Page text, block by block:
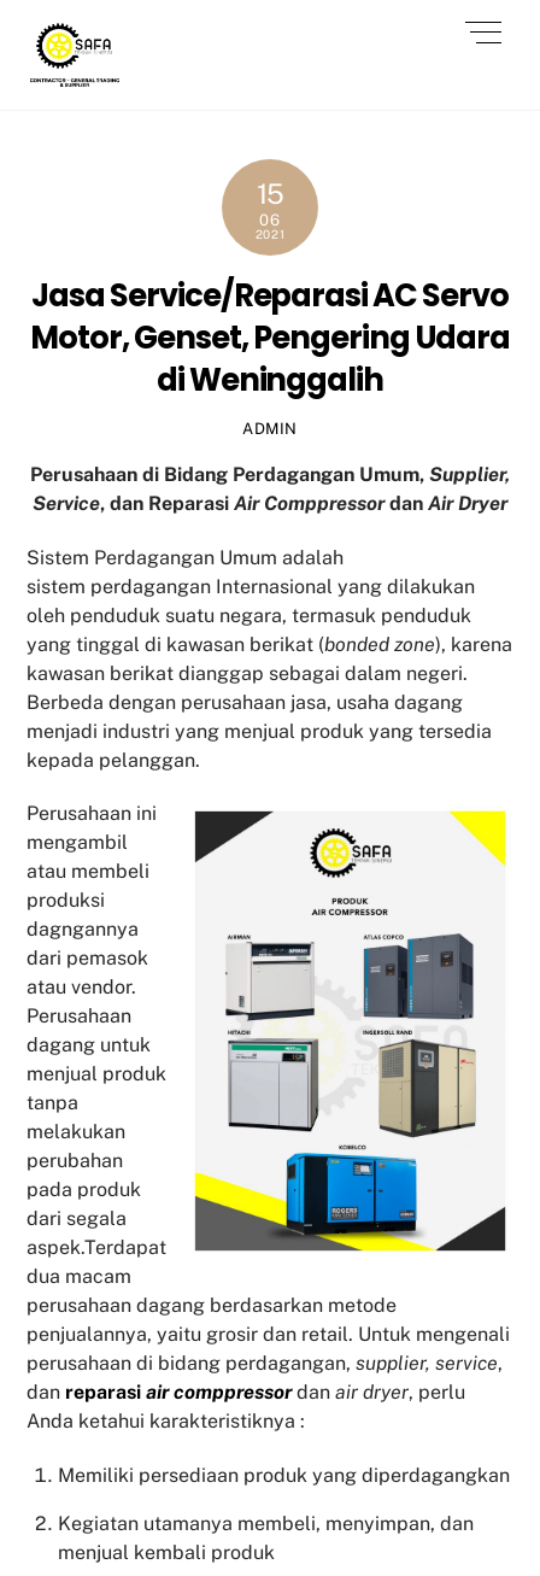
content
15
06
2021
Jasa Service/Reparasi AC Servo
Motor, Genset, Pengering Udara
di Weninggalih
ADMIN
Perusahaan di Bidang Perdagangan Umum, Supplier,
Service, dan Reparasi Air Comppressordan Air Dryer
Sistem Perdagangan Umum adalah
sistem perdagangan Internasional yang dilakukan
oleh penduduk suatu negara, termasuk penduduk
yang tinggal di kawasan berikat (bonded zone), karena
kawasan berikat dianggap sebagai dalam negeri.
Berbeda dengan perusahaan jasa, usaha dagang
menjadi industri yang menjual produk yang tersedia
kepada pelanggan.
Perusahaan ini
mengambil
atau membeli
produksi
dagngannya
dari pemasok
atau vendor.
Perusahaan
dagang untuk
menjual produk
tanpa
melakukan
perubahan
pada produk
dari segala
aspek.Terdapat
dua macam
perusahaan dagang berdasarkan metode
penjualannya, yaitu grosir dan retail. Untuk mengenali
perusahaan di bidang perdagangan,supplier, service,
dan reparasiair comppressordanair dryer, perlu
Anda ketahui karakteristiknya :
Memiliki persediaan produk yang diperdagangkan
Kegiatan utamanya membeli, menyimpan, dan
menjual kembali produk